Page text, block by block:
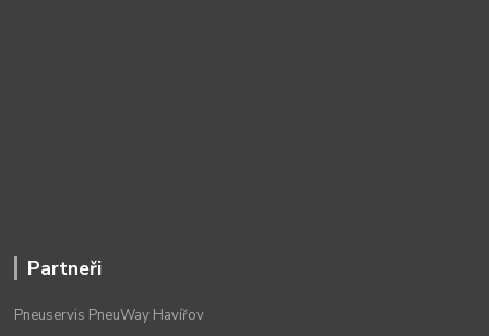
Partneři
Pneuservis PneuWay Havířov